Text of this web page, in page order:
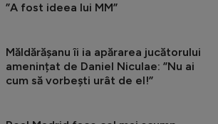
”A fost ideea lui MM”
Măldărășanu îi ia apărarea jucătorului
amenințat de Daniel Niculae: ”Nu ai
cum să vorbești urât de el!”